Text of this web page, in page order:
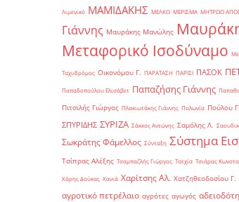
Λιμενικό ΜΑΜΙΔΑΚΗΣ ΜΕΛΚΟ ΜΕΡΙΣΜΑ ΜΗΤΡΩΟ
Γιάννης Μαυράκης Μανώλης
Μεταφορικό Ισοδύναμο
Ταχυδρόμος Οικονόμου Γ. ΠΑΡΑΤΑΣΗ ΠΑΡΙΣΙ ΠΑΣΟΚ
Παπαδοπούλου Ελισάβετ Παπαζήσης Γιάννης
Πιτσιλής Γιώργος Πλακιωτάκης Γιάννης Πολωνία Πούλου
ΣΠΥΡΙΔΗΣ ΣΥΡΙΖΑ Σάκκος Αντώνης Σαμόλης Λ.
Σωκράτης Φάμελλος Σύνταξη Σύστημα
Τσίπρας Αλέξης Τσαμπαζλής Γιώργος Τσεχία Τσιάρας
Χάρης Δούκας Χανιά Χαρίτσης Αλ. Χατζηθεοδοσίου Γ.
αγροτικό πετρέλαιο αγρότες αγωγός